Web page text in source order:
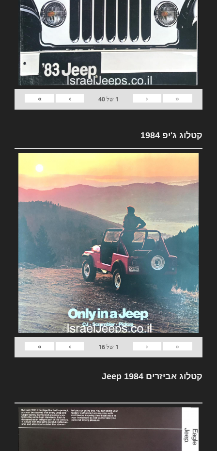
«
‹
1 של40
›
»
קטלוג ג'יפ 1984
«
‹
1 של16
›
»
קטלוג אביזרים Jeep 1984